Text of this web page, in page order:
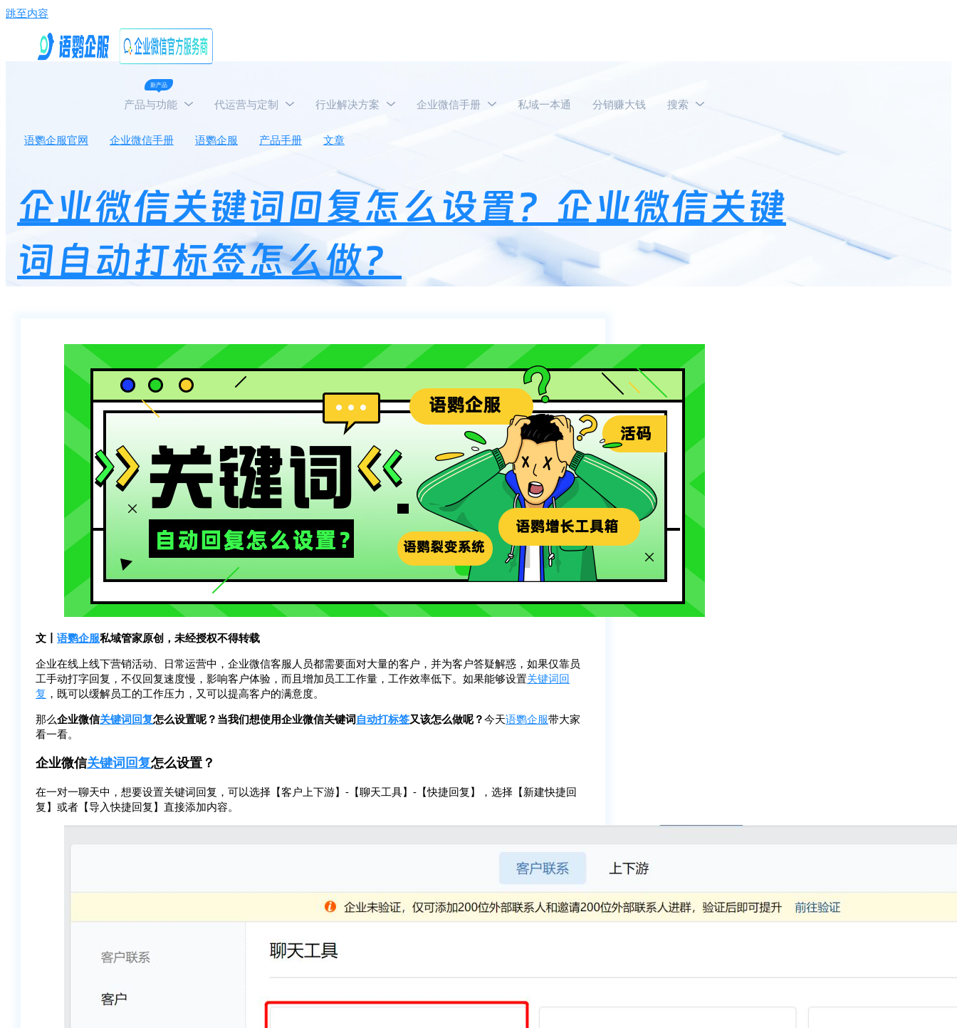
跳至内容
新产品
产品与功能 代运营与定制 行业解决方案 企业微信手册 私域一本通 分销赚大钱 搜索
语鹦企服官网 企业微信手册 语鹦企服 产品手册 文章 企业微信关键词回复怎么设置？企业微信关键词自动打标签怎么做？
企业微信关键词回复怎么设置？企业微信关键
词自动打标签怎么做？
文丨 语鹦企服私域管家原创，未经授权不得转载
企业在线上线下营销活动、日常运营中，企业微信客服人员都需要面对大量的客户，并为客户答疑解惑，如果仅靠员
工手动打字回复，不仅回复速度慢，影响客户体验，而且增加员工工作量，工作效率低下。如果能够设置关键词回
复 ，既可以缓解员工的工作压力，又可以提高客户的满意度。
那么企业微信关键词回复怎么设置呢？当我们想使用企业微信关键词自动打标签又该怎么做呢？今天语鹦企服带大家
看一看。
企业微信关键词回复怎么设置？
在一对一聊天中，想要设置关键词回复，可以选择【客户上下游】-【聊天工具】-【快捷回复】，选择【新建快捷回
复】或者【导入快捷回复】直接添加内容。